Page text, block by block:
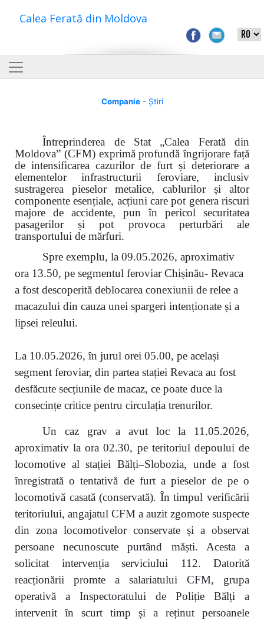
Calea Ferată din Moldova
Companie- Știri
Întreprinderea de Stat „Calea Ferată din
Moldova” (CFM) exprimă profundă îngrijorare față
de intensificarea cazurilor de furt și deteriorare a
elementelor infrastructurii feroviare, inclusiv
sustragerea pieselor metalice, cablurilor și altor
componente esențiale, acțiuni care pot genera riscuri
majore de accidente, pun în pericol securitatea
pasagerilor și pot provoca perturbări ale
transportului de mărfuri.
Spre exemplu, la 09.05.2026, aproximativ
ora 13.50, pe segmentul feroviar Chișinău- Revaca
a fost descoperită deblocarea conexiunii de relee a
macazului din cauza unei spargeri intenționate și a
lipsei releului.
La 10.05.2026, în jurul orei 05.00, pe același
segment feroviar, din partea stației Revaca au fost
desfăcute secțiunile de macaz, ce poate duce la
consecințe critice pentru circulația trenurilor.
Un caz grav a avut loc la 11.05.2026,
aproximativ la ora 02.30, pe teritoriul depoului de
locomotive al stației Bălți–Slobozia, unde a fost
înregistrată o tentativă de furt a pieselor de pe o
locomotivă casată (conservată). În timpul verificării
teritoriului, angajatul CFM a auzit zgomote suspecte
din zona locomotivelor conservate și a observat
persoane necunoscute purtând măști. Acesta a
solicitat intervenția serviciului 112. Datorită
reacționării promte a salariatului CFM, grupa
operativă a Inspectoratului de Poliție Bălți a
intervenit în scurt timp și a reținut persoanele